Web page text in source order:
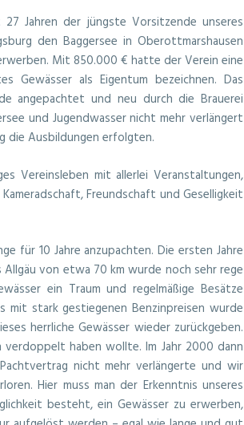
Jahren der jüngste Vorsitzende unseres
den Baggersee in Oberottmarshausen
Mit 850.000 € hatte der Verein eine
Gewässer als Eigentum bezeichnen. Das
angepachtet und neu durch die Brauerei
und Jugendwasser nicht mehr verlängert
die Ausbildungen erfolgten.
Vereinsleben mit allerlei Veranstaltungen,
Freundschaft und Geselligkeit
für 10 Jahre anzupachten. Die ersten Jahre
von etwa 70 km wurde noch sehr rege
ein Traum und regelmäßige Besätze
mit stark gestiegenen Benzinpreisen wurde
herrliche Gewässer wieder zurückgeben.
haben wollte. Im Jahr 2000 dann
nicht mehr verlängerte und wir
Hier muss man der Erkenntnis unseres
besteht, ein Gewässer zu erwerben,